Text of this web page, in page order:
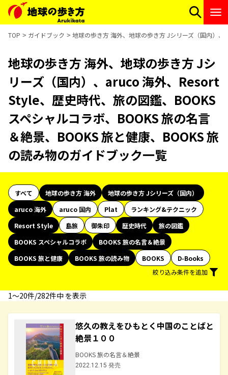
TOP ガイドブック 地球の歩き方 海外、地球の歩き方 Jシリーズ（国内）
地球の歩き方 海外、地球の歩き方 Jシ
リーズ（国内）、aruco 海外、Resort
Style、歴史時代、旅の図鑑、BOOKS
スペシャルコラボ、BOOKS 旅の名言
＆絶景、BOOKS 旅と健康、BOOKS 旅
の読み物のガイドブック一覧
すべて 地球の歩き方 海外
地球の歩き方 Jシリーズ（国内）
aruco 海外
aruco 国内 Plat
ランキング&テクニック
Resort Style
島旅 御朱印 歴史時代
旅の図鑑
BOOKS スペシャルコラボ
BOOKS 旅の名言＆絶景
BOOKS 旅と健康
BOOKS 旅の読み物 BOOKS
D-Books
絞り込み条件を追加
1〜20件/282件中 を表示
悠久の教えをひもとく中国のことばと
絶景１００
BOOKS 旅の名言＆絶景
2022.12.15 発売